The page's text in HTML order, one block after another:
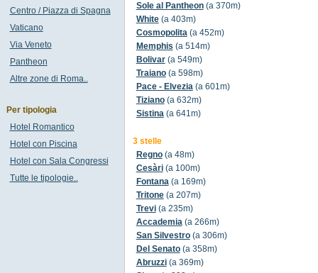
Sole al Pantheon(a 370m)
White(a 403m)
Cosmopolita(a 452m)
Memphis (a 514m)
Bolivar(a 549m)
Traiano(a 598m)
Pace - Elvezia(a 601m)
Tiziano(a 632m)
Sistina(a 641m)
3 stelle
Regno(a 48m)
Cesàri(a 100m)
Fontana(a 169m)
Tritone(a 207m)
Trevi(a 235m)
Accademia(a 266m)
San Silvestro(a 306m)
Del Senato(a 358m)
Abruzzi(a 369m)
Centro / Piazza di Spagna
Vaticano
Via Veneto
Pantheon
Altre zone di Roma..
Per tipologia
Hotel Romantico
Hotel con Piscina
Hotel con Sala Congressi
Tutte le tipologie..